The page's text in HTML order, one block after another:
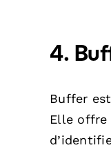
4.
Buffer
Elle offre